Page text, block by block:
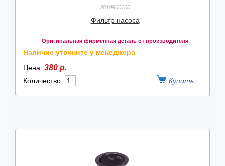
2810900100
Фильтр насоса
Оригинальная фирменная деталь от производителя
Наличие уточните у менеджера
Цена: 380 р.
Количество: